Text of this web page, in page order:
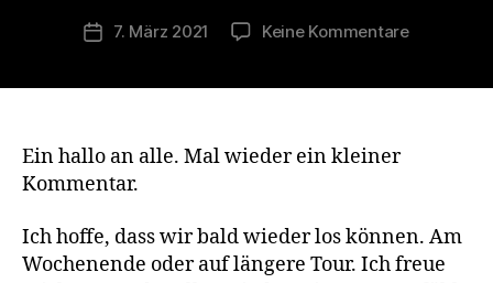
Beitragsautor
t
n
g
Veröffentlichungsdatum
7. März 2021 Keine Kommentarezu
Fahrer
Ein hallo an alle. Mal wieder ein kleiner
Kommentar.
Ich hoffe, dass wir bald wieder los können. Am
Wochenende oder auf längere Tour. Ich freue